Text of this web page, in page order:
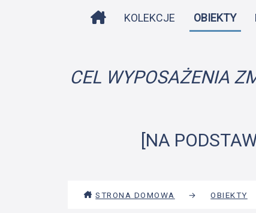
STRONA DOMOWA
KOLEKCJE OBIEKTY
CEL WYPOSAŻENIA
[NA
STRONA DOMOWA → OBIEKTY